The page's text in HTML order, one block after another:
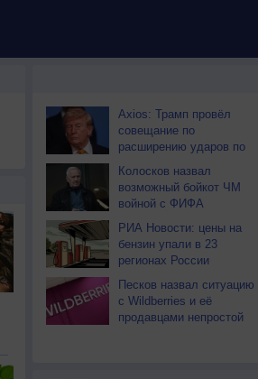
НОВОСТИ ПАРТНЕРОВ
Axios: Трамп провёл
совещание по
расширению ударов по
Ирану
Колосков назвал
возможный бойкот ЧМ
войной с ФИФА
РИА Новости: цены на
бензин упали в 23
регионах России
Песков назвал ситуацию
с Wildberries и её
продавцами непростой